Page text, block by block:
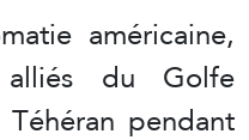
américaine,
du Golfe
pendant